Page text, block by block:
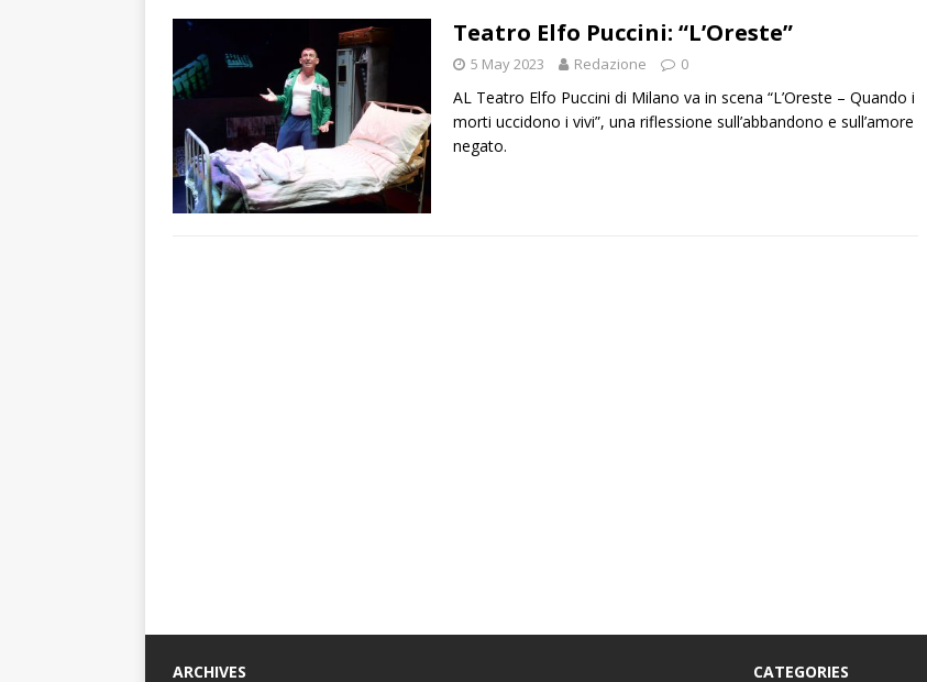
Teatro Elfo Puccini: “L’Oreste”
5 May 2023 Redazione 0
AL Teatro Elfo Puccini di Milano va in scena “L’Oreste – Quando i
morti uccidono i vivi”, una riflessione sull’abbandono e sull’amore
negato.
ARCHIVES CATEGORIES